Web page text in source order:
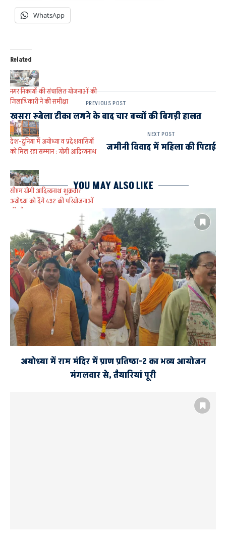
WhatsApp
Related
नगर निकायों की संचालित योजनाओं की
जिलाधिकारी ने की समीक्षा
देश-दुनिया में अयोध्या व प्रदेशवासियों
को मिल रहा सम्मान : योगी आदित्यनाथ
सीएम योगी आदित्यनाथ शुक्रवार
अयोध्या को देंगे 432 की परियोजनाओं
की सौगात
BIKAPUR LOCAL NEWS UPCM अयोध्या बीकापुर
PREVIOUS POST
खसरा रूबेला टीका लगने के बाद चार बच्चों की बिगड़ी हालत
NEXT POST
जमीनी विवाद में महिला की पिटाई
YOU MAY ALSO LIKE
अयोध्या में राम मंदिर में प्राण प्रतिष्ठा-2 का भव्य आयोजन
मंगलवार से, तैयारियां पूरी